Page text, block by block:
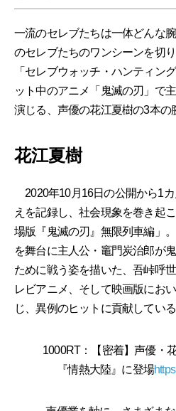
一流のセレブたちは一体どんな
のセレブたちのワンシーンを切
「セレブウォッチ・ハンティン
ット中のアニメ「鬼滅の刃」で
演じる、声優の花江夏樹の3本の
花江夏樹
2020年10月16日の公開から1
えを記録し、社会現象を巻き起
場版『鬼滅の刃』無限列車編」
を舞台に主人公・竈門炭治郎が
ために戦う姿を描いた、吾峠呼
レビアニメ、そして映画版にお
じ、異例のヒットに貢献してい
1000RT：【密着】声優・
『情熱大陸』に登場